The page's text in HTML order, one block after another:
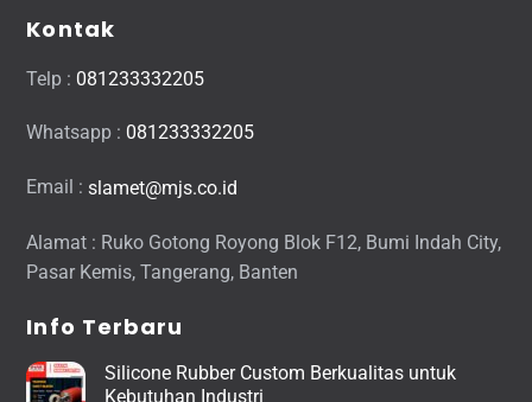
Kontak
Telp : 081233332205
Whatsapp : 081233332205
Email :slamet@mjs.co.id
Alamat : Ruko Gotong Royong Blok F12, Bumi Indah City,
Pasar Kemis, Tangerang, Banten
Info Terbaru
Silicone Rubber Custom Berkualitas untuk
Kebutuhan Industri